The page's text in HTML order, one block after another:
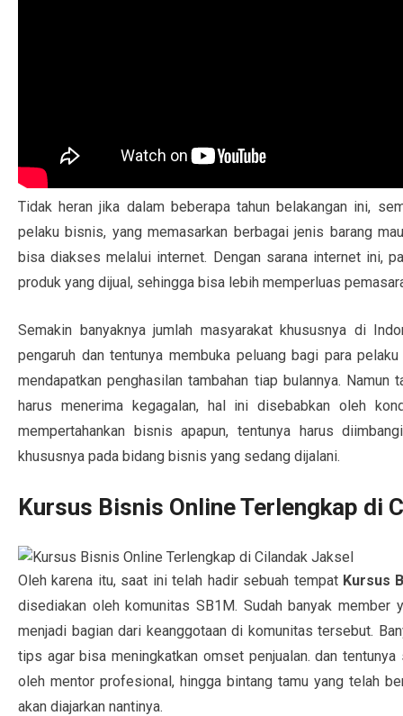
Tidak heran jika dalam beberapa tahun belakangan ini,
pelaku bisnis, yang memasarkan berbagai jenis barang
bisa diakses melalui internet. Dengan sarana internet ini,
produk yang dijual, sehingga bisa lebih memperluas
Semakin banyaknya jumlah masyarakat khususnya di
pengaruh dan tentunya membuka peluang bagi para
mendapatkan penghasilan tambahan tiap bulannya.
harus menerima kegagalan, hal ini disebabkan oleh
mempertahankan bisnis apapun, tentunya harus
khususnya pada bidang bisnis yang sedang dijalani.
Kursus Bisnis Online Terlengkap di
Oleh karena itu, saat ini telah hadir sebuah tempat Kursus
disediakan oleh komunitas SB1M. Sudah banyak member
menjadi bagian dari keanggotaan di komunitas tersebut.
tips agar bisa meningkatkan omset penjualan. dan
oleh mentor profesional, hingga bintang tamu yang telah
akan diajarkan nantinya.